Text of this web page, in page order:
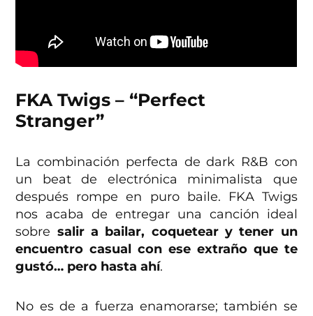
FKA Twigs – “Perfect
Stranger”
La combinación perfecta de dark R&B con
un beat de electrónica minimalista que
después rompe en puro baile. FKA Twigs
nos acaba de entregar una canción ideal
sobre salir a bailar, coquetear y tener un
encuentro casual con ese extraño que te
gustó… pero hasta ahí.
No es de a fuerza enamorarse; también se